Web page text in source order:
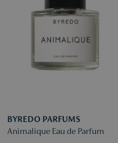
BYREDO PARFUMS
Animalique Eau de Parfum